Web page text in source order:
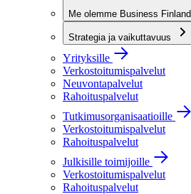
Me olemme Business Finland
Strategia ja vaikuttavuus
Yrityksille
Verkostoitumispalvelut
Neuvontapalvelut
Rahoituspalvelut
Tutkimusorganisaatioille
Verkostoitumispalvelut
Rahoituspalvelut
Julkisille toimijoille
Verkostoitumispalvelut
Rahoituspalvelut